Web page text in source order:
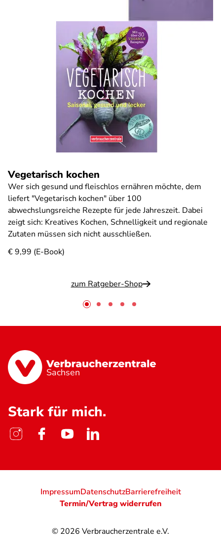
Vegetarisch kochen
Wer sich gesund und fleischlos ernähren möchte, dem
liefert "Vegetarisch kochen" über 100
abwechslungsreiche Rezepte für jede Jahreszeit. Dabei
zeigt sich: Kreatives Kochen, Schnelligkeit und regionale
Zutaten müssen sich nicht ausschließen.
€ 9,99 (E-Book)
zum Ratgeber-Shop
Sachsen
Stark für mich.
© 2026 Verbraucherzentrale e.V.
ImpressumDatenschutzBarrierefreiheit
Termin/Vertrag widerrufen